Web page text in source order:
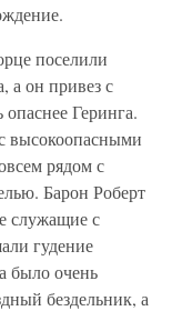
поселили
а он привез с
опаснее Геринга.
высокоопасными
рядом с
Барон Роберт
служащие с
гудение
было очень
бездельник, а